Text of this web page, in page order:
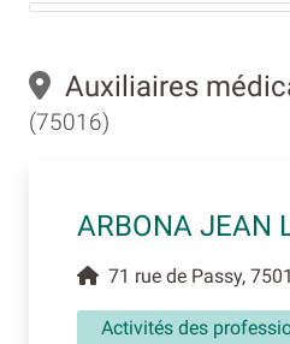
Auxiliaires
(75016)
ARBONA JEAN
71 rue de Passy,
Activités des